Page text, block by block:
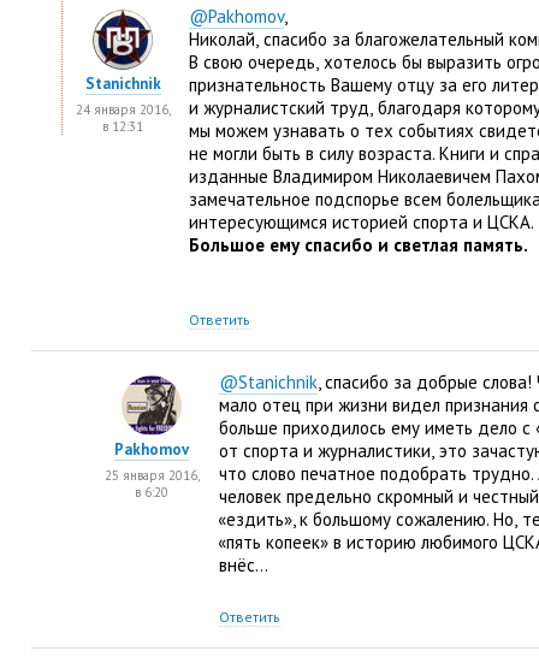
@Pakhomov,
Николай, спасибо за благожелательный
В свою очередь, хотелось бы выразить
признательность Вашему отцу за его
и журналистский труд, благодаря
мы можем узнавать о тех событиях
не могли быть в силу возраста. Книги и
изданные Владимиром Николаевичем
замечательное подспорье всем
интересующимся историей спорта и ЦСКА.
Большое ему спасибо и светлая память.
Ответить
Stanichnik
24 января 2016,
в 12:31
@Stanichnik, спасибо за добрые
мало отец при жизни видел признания
больше приходилось ему иметь дело с
от спорта и журналистики, это
что слово печатное подобрать
человек предельно скромный и честный
«ездить», к большому сожалению. Но,
«пять копеек» в историю любимого
внёс…
Ответить
Pakhomov
25 января 2016,
в 6:20